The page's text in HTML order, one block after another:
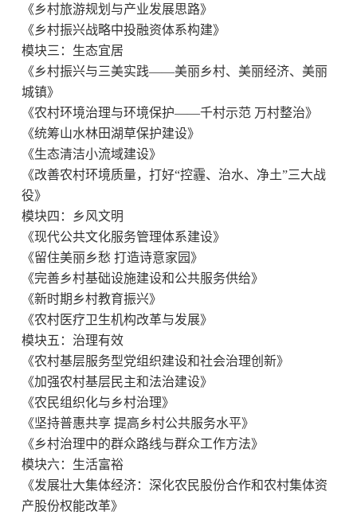
《乡村旅游规划与产业发展思路》
《乡村振兴战略中投融资体系构建》
模块三：生态宜居
《乡村振兴与三美实践——美丽乡村、美丽经济、美丽
城镇》
《农村环境治理与环境保护——千村示范 万村整治》
《统筹山水林田湖草保护建设》
《生态清洁小流域建设》
《改善农村环境质量，打好“控霾、治水、净土”三大战
役》
模块四：乡风文明
《现代公共文化服务管理体系建设》
《留住美丽乡愁 打造诗意家园》
《完善乡村基础设施建设和公共服务供给》
《新时期乡村教育振兴》
《农村医疗卫生机构改革与发展》
模块五：治理有效
《农村基层服务型党组织建设和社会治理创新》
《加强农村基层民主和法治建设》
《农民组织化与乡村治理》
《坚持普惠共享 提高乡村公共服务水平》
《乡村治理中的群众路线与群众工作方法》
模块六：生活富裕
《发展壮大集体经济：深化农民股份合作和农村集体资
产股份权能改革》